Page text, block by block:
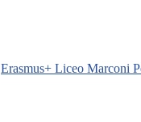
Erasmus+ Liceo Marconi